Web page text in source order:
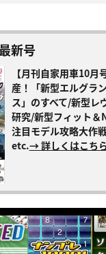
新号
【月刊自家用車10月
産！「新型エルグラ
ス」のすべて/新型レ
研究/新型フィット＆
注目モデル攻略大作
etc.→ 詳しくはこち